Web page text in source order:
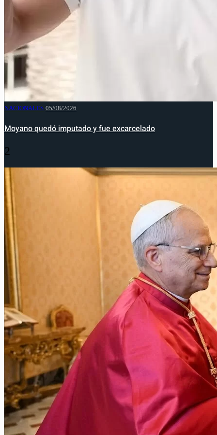
NACIONALES 05/08/2026
Moyano quedó imputado y fue excarcelado
2